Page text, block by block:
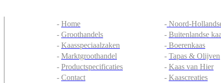
- Home - Noord-
- Groothandels - Buitenlandse
- Kaasspeciaalzaken - Boerenkaas
- Marktgroothandel - Tapas & Olijven
- Productspecificaties - Kaas van Hier
- Contact - Kaascreaties